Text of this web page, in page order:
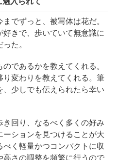
でずっと、被写体は花だ。
きで、歩いていて無意識に
た。
であるかを教えてくれる。
り変わりを教えてくれる。筆
少しでも伝えられたら幸い
回り、なるべく多くの好み
ションを見つけることが大
く軽量かつコンパクトに収
さの調整を頻繁に行うので